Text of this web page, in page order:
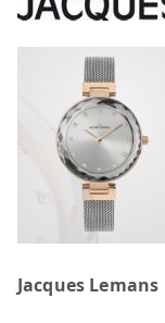
Jacques Lemans